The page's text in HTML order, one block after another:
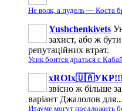
Не волк, а пудель — Коста
Yushchenkivets
захист, або ж
репутаційних втрат.
Усик боится драться с
xROIx🇺🇦УКР!!!
звісно ж більше
варіант Джалолов для...
Итауме могут предложить